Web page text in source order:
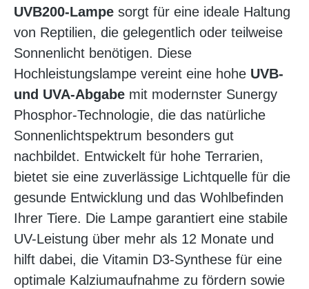
UVB200-Lampe sorgt für eine ideale Haltung
von Reptilien, die gelegentlich oder teilweise
Sonnenlicht benötigen. Diese
Hochleistungslampe vereint eine hohe UVB-
und UVA-Abgabe mit modernster Sunergy
Phosphor-Technologie, die das natürliche
Sonnenlichtspektrum besonders gut
nachbildet. Entwickelt für hohe Terrarien,
bietet sie eine zuverlässige Lichtquelle für die
gesunde Entwicklung und das Wohlbefinden
Ihrer Tiere. Die Lampe garantiert eine stabile
UV-Leistung über mehr als 12 Monate und
hilft dabei, die Vitamin D3-Synthese für eine
optimale Kalziumaufnahme zu fördern sowie